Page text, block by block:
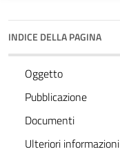
INDICE DELLA PAGINA
Oggetto
Pubblicazione
Documenti
Ulteriori informazioni